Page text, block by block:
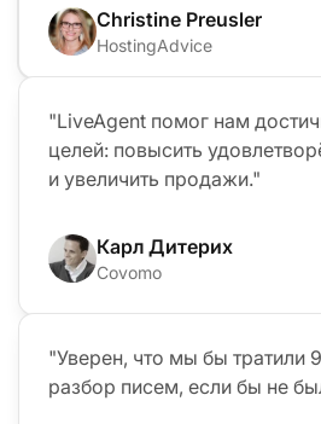
Christine Preusler
HostingAdvice
"LiveAgent помог нам
целей: повысить
и увеличить продажи."
Карл Дитерих
Covomo
"Уверен, что мы бы тратили
разбор писем, если бы не